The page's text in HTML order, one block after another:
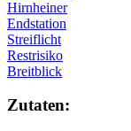
Hirnheiner
Endstation
Streiflicht
Restrisiko
Breitblick
Zu­ta­ten: